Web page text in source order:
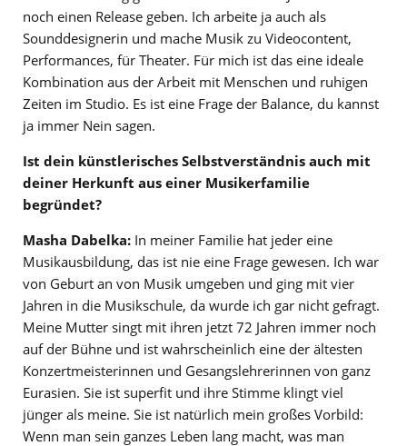
noch einen Release geben. Ich arbeite ja auch als
Sounddesignerin und mache Musik zu Videocontent,
Performances, für Theater. Für mich ist das eine ideale
Kombination aus der Arbeit mit Menschen und ruhigen
Zeiten im Studio. Es ist eine Frage der Balance, du kannst
ja immer Nein sagen.
Ist dein künstlerisches Selbstverständnis auch mit
deiner Herkunft aus einer Musikerfamilie
begründet?
Masha Dabelka: In meiner Familie hat jeder eine
Musikausbildung, das ist nie eine Frage gewesen. Ich war
von Geburt an von Musik umgeben und ging mit vier
Jahren in die Musikschule, da wurde ich gar nicht gefragt.
Meine Mutter singt mit ihren jetzt 72 Jahren immer noch
auf der Bühne und ist wahrscheinlich eine der ältesten
Konzertmeisterinnen und Gesangslehrerinnen von ganz
Eurasien. Sie ist superfit und ihre Stimme klingt viel
jünger als meine. Sie ist natürlich mein großes Vorbild:
Wenn man sein ganzes Leben lang macht, was man